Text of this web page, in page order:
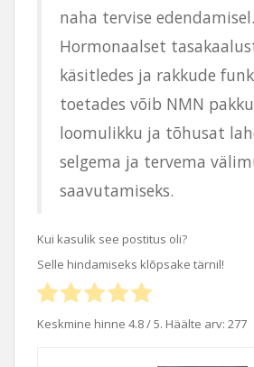
naha tervise edendamisel.
Hormonaalset
käsitledes ja rakkude
toetades võib NMN
loomulikku ja tõhusat
selgema ja tervema
saavutamiseks.
Kui kasulik see postitus oli?
Selle hindamiseks klõpsake tärnil!
Keskmine hinne 4.8/ 5. Häälte arv: 277